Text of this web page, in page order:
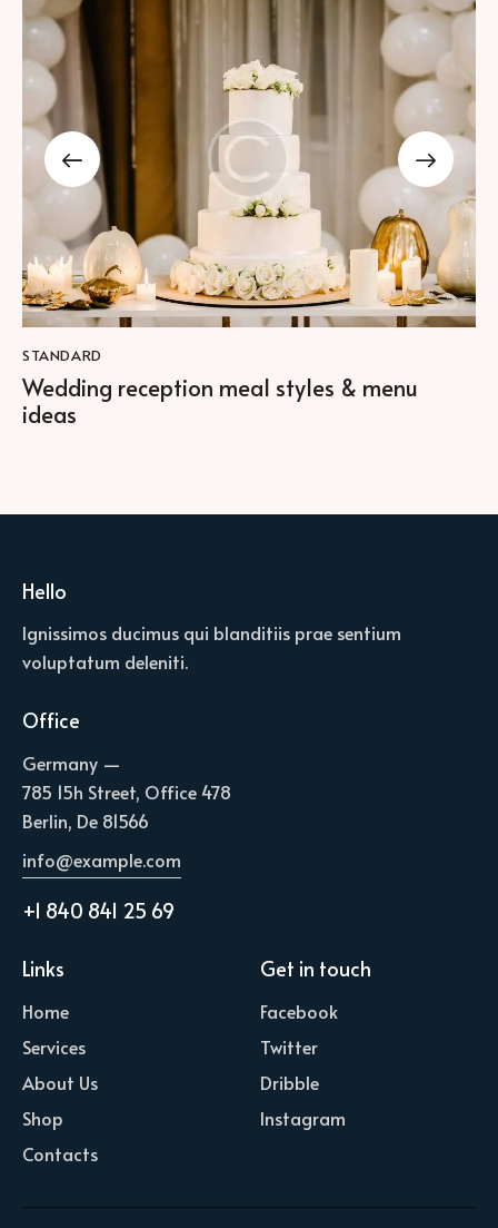
STANDARD
Wedding reception meal styles & menu
ideas
Hello
Ignissimos ducimus qui blanditiis prae sentium
voluptatum deleniti.
Office
Germany —
785 15h Street, Office 478
Berlin, De 81566
info@example.com
+1 840 841 25 69
Links
Home
Services
About Us
Shop
Contacts
Get in touch
Facebook
Twitter
Dribble
Instagram